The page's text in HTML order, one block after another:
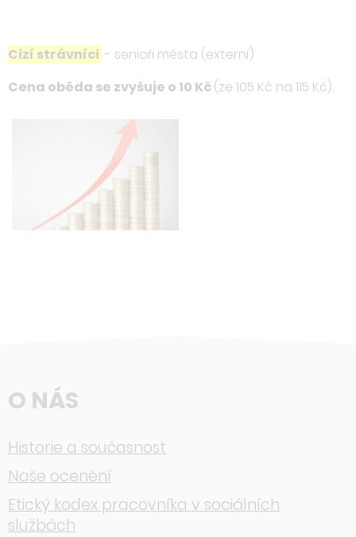
Cizí strávníci - senioři města (externí)
Cena oběda se zvyšuje o 10 Kč(ze 105 Kč na 115 Kč).
O NÁS
Historie a současnost
Naše ocenění
Etický kodex pracovníka v sociálních
službách